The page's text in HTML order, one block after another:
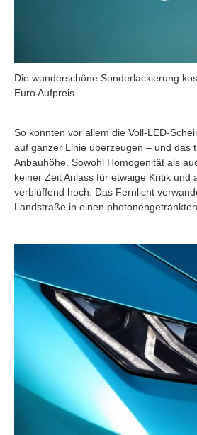
Die wunderschöne Sonderlackierung
Euro Aufpreis.
So konnten vor allem die Voll-LED-
auf ganzer Linie überzeugen – und das
Anbauhöhe. Sowohl Homogenität als
keiner Zeit Anlass für etwaige Kritik und
verblüffend hoch. Das Fernlicht
Landstraße in einen